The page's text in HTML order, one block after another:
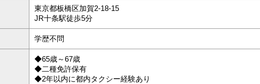
東京都板橋区加賀2-18-15
JR十条駅徒歩5分
学歴不問
◆65歳～67歳
◆二種免許保有
◆2年以内に都内タクシー経験あり